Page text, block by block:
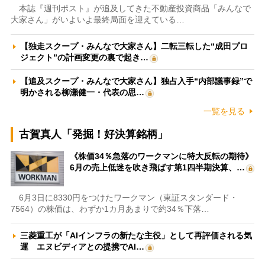
本誌『週刊ポスト』が追及してきた不動産投資商品「みんなで
大家さん」がいよいよ最終局面を迎えている…
【独走スクープ・みんなで大家さん】二転三転した“成田プロ
ジェクト”の計画変更の裏で起き…
【追及スクープ・みんなで大家さん】独占入手“内部議事録”で
明かされる柳瀬健一・代表の思…
一覧を見る
古賀真人「発掘！好決算銘柄」
《株価34％急落のワークマンに特大反転の期待》
6月の売上低迷を吹き飛ばす第1四半期決算、…
6月3日に8330円をつけたワークマン（東証スタンダード・
7564）の株価は、わずか1カ月あまりで約34％下落…
三菱重工が「AIインフラの新たな主役」として再評価される気
運 エヌビディアとの提携でAI…